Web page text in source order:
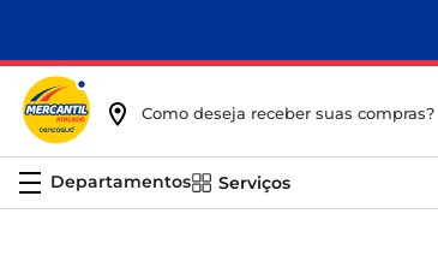
Como deseja receber suas compras?
Serviços